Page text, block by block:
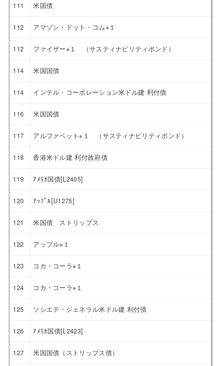
111 米国債
112 アマゾン・ドット・コム※１
112 ファイザー※１ （サスティナビリティボンド）
114 米国国債
114 インテル・コーポレーション米ドル建 利付債
116 米国国債
117 アルファベット※１ （サスティナビリティボンド）
118 香港米ドル建 利付政府債
119 ｱﾒﾘｶ国債[L2405]
120 ｱｯﾌﾟﾙ[U1275]
121 米国債 ストリップス
122 アップル※１
123 コカ・コーラ※１
124 コカ・コーラ※１
125 ソシエテ・ジェネラル米ドル建 利付債
126 ｱﾒﾘｶ国債[L2423]
127 米国国債（ストリップス債）